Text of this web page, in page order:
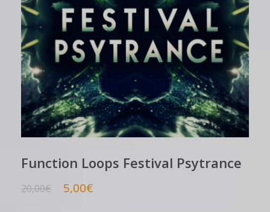
Function Loops Festival Psytrance
20,00€ 5,00€